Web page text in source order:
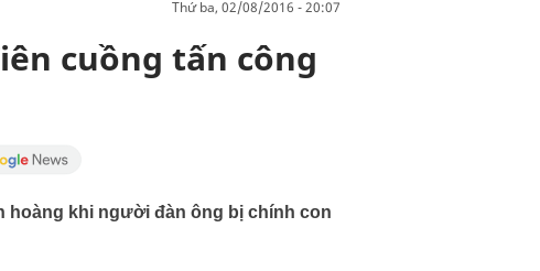
thứ ba, 02/08/2016 - 20:07
cuồng tấn công
hoàng khi người đàn ông bị chính con